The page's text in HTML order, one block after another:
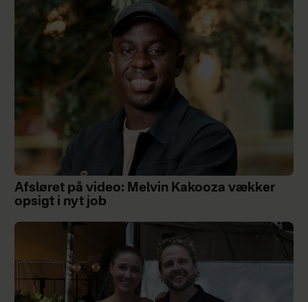
Afsløret på video: Melvin Kakooza vækker
opsigt i nyt job